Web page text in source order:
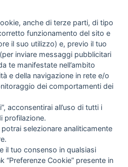
Vedi tutti
anche di terze parti, di tipo
funzionamento del sito e
il suo utilizzo) e, previo il tuo
inviare messaggi pubblicitari
te manifestate nell’ambito
e della navigazione in rete e/o
dei comportamenti dei
acconsentirai all’uso di tutti i
profilazione.
potrai selezionare analiticamente
il tuo consenso in qualsiasi
“Preferenze Cookie” presente in